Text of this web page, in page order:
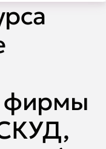
фирмы